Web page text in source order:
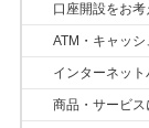
口座開設をお考
ATM・キャッ
インターネッ
商品・サービス